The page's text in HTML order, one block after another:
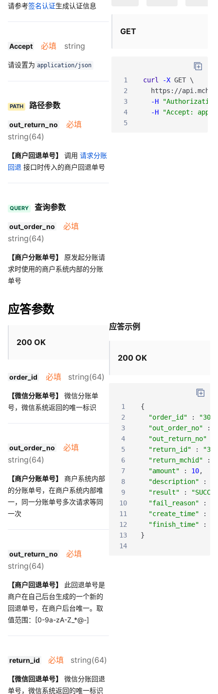
请参考签名认证生成认证信息
Accept 必填 string
请设置为 application/json
PATH 路径参数
out_return_no
必填
string(64)
【商户回退单号】 调用 请求分账
回退 接口时传入的商户回退单号
QUERY 查询参数
out_order_no
必填
string(64)
【商户分账单号】
原发起分账请
求时使用的商户系统内部的分账
单号
GET
1 curl -X GET \
2
https : //api .mch
3
-H
"Authorization:
4
-H
"Accept:
5
应答参数
200 OK
order_id 必填 string(64)
【微信分账单号】
微信分账单
号，微信系统返回的唯一标识
out_order_no
必填
string(64)
【商户分账单号】
商户系统内部
的分账单号，在商户系统内部唯
一，同一分账单号多次请求等同
一次
out_return_no
必填
string(64)
【商户回退单号】
此回退单号是
商户在自己后台生成的一个新的
回退单号，在商户后台唯一。取
值范围：[0-9a-zA-Z_*@-]
return_id 必填 string(64)
【微信回退单号】
微信分账回退
单号，微信系统返回的唯一标识
应答示例
200 OK
1
{
2
"order_id" :
3
"out_order_no" :
4
"out_return_no"
5
"return_id" :
6
"return_mchid" :
7
"amount" : 10,
8
"description" :
9
"result" :
10
"fail_reason" :
11
"create_time" :
12
"finish_time" :
13
}
14